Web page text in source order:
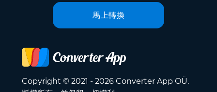
馬上轉換
Copyright © 2021 - 2026 Converter App OÜ.